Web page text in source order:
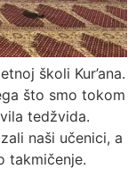
školi Kur’ana.
što smo tokom
tedžvida.
naši učenici, a
takmičenje.